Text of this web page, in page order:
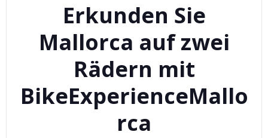
Erkunden Sie
Mallorca auf zwei
Rädern mit
BikeExperienceMallo
rca